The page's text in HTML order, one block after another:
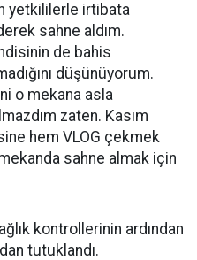
yetkililerle irtibata
sahne aldım.
de bahis
düşünüyorum.
o mekana asla
zaten. Kasım
hem VLOG çekmek
sahne almak için
kontrollerinin ardından
tutuklandı.